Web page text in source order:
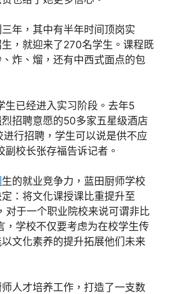
年，其中有半年时间顶岗实
，就迎来了270名学生。课程既
炸、熘，还有中西式面点的包
生已经进入实习阶段。去年5
招聘意愿的50多家五星级酒店
行招聘，学生可以说是供不应
副校长张存福告诉记者。
生的就业竞争力，蓝田厨师学校
：将文化课授课比重提升至
对于一个职业院校来说可谓非比
，学校不仅要考虑为在校学生传
文化素养的提升拓展他们未来
人才培养工作，打造了一支数